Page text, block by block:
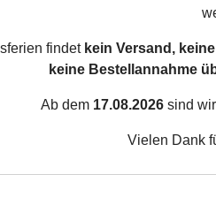
findet kein Versand,
keine Bestellannahme
Ab dem 17.08.2026 sind
Vielen Dank